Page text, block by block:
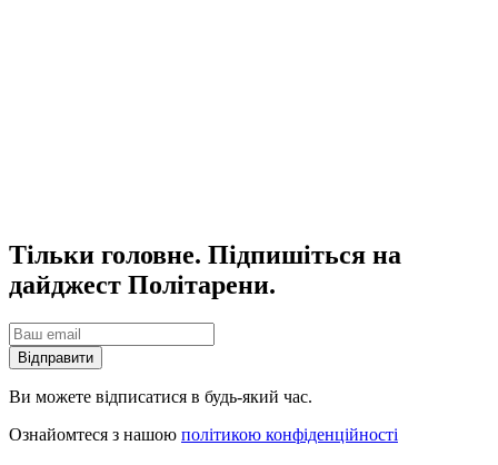
Тільки головне. Підпишіться на
дайджест Політарени.
Відправити
Ви можете відписатися в будь-який час.
Ознайомтеся з нашою політикою конфіденційності